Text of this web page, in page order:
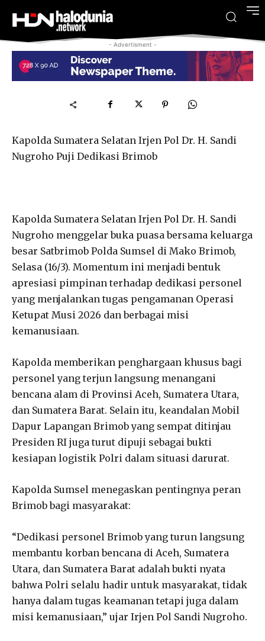
- Advertisment -
Kapolda Sumatera Selatan Irjen Pol Dr. H. Sandi
Nugroho Puji Dedikasi Brimob
Kapolda Sumatera Selatan Irjen Pol Dr. H. Sandi
Nugroho menggelar buka puasa bersama keluarga
besar Satbrimob Polda Sumsel di Mako Brimob,
Selasa (16/3). Momentum ini menjadi bentuk
apresiasi pimpinan terhadap dedikasi personel
yang menjalankan tugas pengamanan Operasi
Ketupat Musi 2026 dan berbagai misi
kemanusiaan.
Kapolda memberikan penghargaan khusus bagi
personel yang terjun langsung menangani
bencana alam di Provinsi Aceh, Sumatera Utara,
dan Sumatera Barat. Selain itu, keandalan Mobil
Dapur Lapangan Brimob yang sempat ditinjau
Presiden RI juga turut dipuji sebagai bukti
kesiapan logistik Polri dalam situasi darurat.
Kapolda Sumsel menegaskan pentingnya peran
Brimob bagi masyarakat:
“Dedikasi personel Brimob yang turun langsung
membantu korban bencana di Aceh, Sumatera
Utara, dan Sumatera Barat adalah bukti nyata
bahwa Polri selalu hadir untuk masyarakat, tidak
hanya dalam tugas keamanan tetapi juga dalam
misi kemanusiaan,” ujar Irjen Pol Sandi Nugroho.